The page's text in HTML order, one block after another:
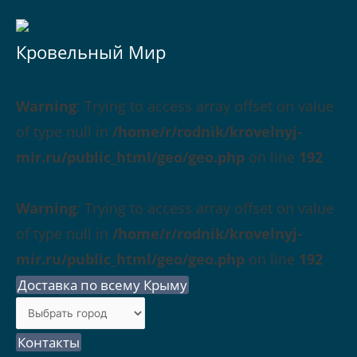
Кровельный Мир
Warning: Trying to access array offset on value
of type null in /home/r/rodnik/krovelnyj-
mir.ru/public_html/geo/geo.php on line 192
Warning: Trying to access array offset on value
of type null in /home/r/rodnik/krovelnyj-
mir.ru/public_html/geo/geo.php on line 192
Доставка по всему Крыму
Контакты